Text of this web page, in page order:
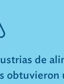
de
obtuvieron